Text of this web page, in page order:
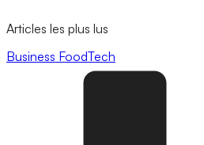
Articles les plus lus
Business FoodTech